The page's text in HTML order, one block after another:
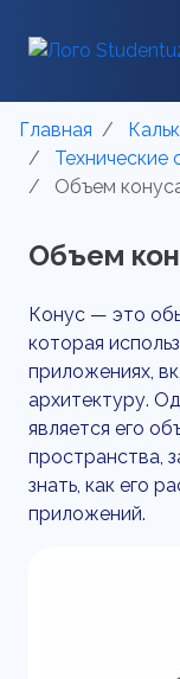
Главная
Технические
Объем
Объем
Конус — это
которая
приложениях,
архитектуру.
является его
пространства,
знать, как его
приложений.